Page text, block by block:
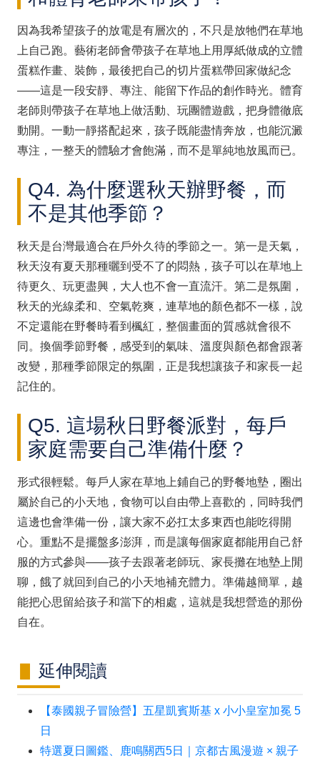
因為我希望孩子的放電是有層次的，不只是放牠們在草地
上自己跑。藝術老師會帶孩子在草地上用厚紙做成的立體
蛋糕作畫、裝飾，最後把自己的切片蛋糕帶回家做紀念
——這是一段安靜、專注、能留下作品的創作時光。體育
老師則帶孩子在草地上做活動、玩團體遊戲，把身體徹底
動開。一動一靜搭配起來，孩子既能盡情奔放，也能沉澱
專注，一整天的體驗才會飽滿，而不是單純地放風而已。
Q4. 為什麼選秋天辦野餐，而
不是其他季節？
秋天是台灣最適合在戶外久待的季節之一。第一是天氣，
秋天沒有夏天那種曬到受不了的悶熱，孩子可以在草地上
待更久、玩更盡興，大人也不會一直流汗。第二是氛圍，
秋天的光線柔和、空氣乾爽，連草地的顏色都不一樣，說
不定還能在野餐時看到楓紅，整個畫面的質感就會很不
同。換個季節野餐，感受到的氣味、溫度與顏色都會跟著
改變，那種季節限定的氛圍，正是我想讓孩子和家長一起
記住的。
Q5. 這場秋日野餐派對，每戶
家庭需要自己準備什麼？
形式很輕鬆。每戶人家在草地上鋪自己的野餐地墊，圈出
屬於自己的小天地，食物可以自由帶上喜歡的，同時我們
這邊也會準備一份，讓大家不必扛太多東西也能吃得開
心。重點不是擺盤多澎湃，而是讓每個家庭都能用自己舒
服的方式參與——孩子去跟著老師玩、家長攤在地墊上閒
聊，餓了就回到自己的小天地補充體力。準備越簡單，越
能把心思留給孩子和當下的相處，這就是我想營造的那份
自在。
延伸閱讀
【泰國親子冒險營】五星凱賓斯基 x 小小皇室加冕 5
日
特選夏日圖鑑、鹿鳴關西5日｜京都古風漫遊 × 親子